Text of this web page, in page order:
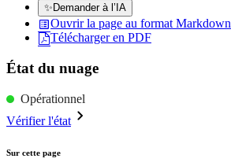
✨Demander à l’IA
Ouvrir la page au format Markdown
Télécharger en PDF
État du nuage
Opérationnel
Vérifier l'état
Sur cette page